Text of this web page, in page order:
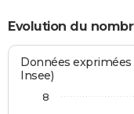
Evolution du
Données
Insee)
8